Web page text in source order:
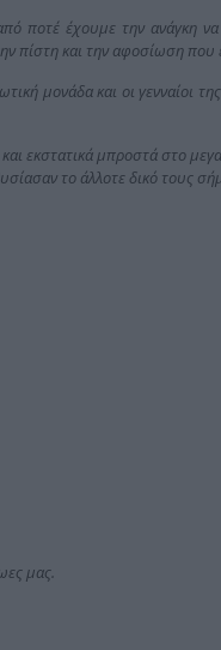
ποτέ έχουμε την ανάγκη
πίστη και την αφοσίωση που
μονάδα και οι γενναίοι
εκστατικά μπροστά στο
το άλλοτε δικό τους
μας.